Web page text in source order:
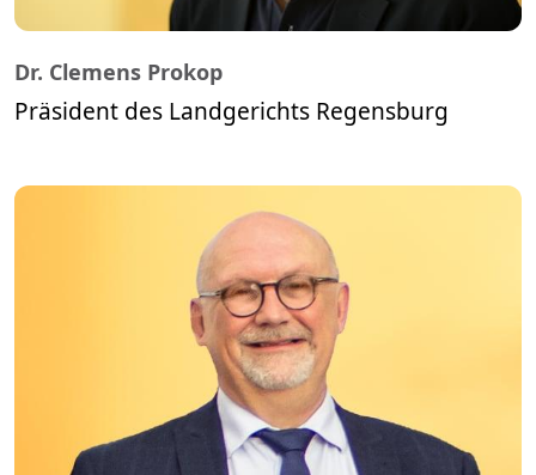
Dr. Clemens Prokop
Präsident des Landgerichts Regensburg